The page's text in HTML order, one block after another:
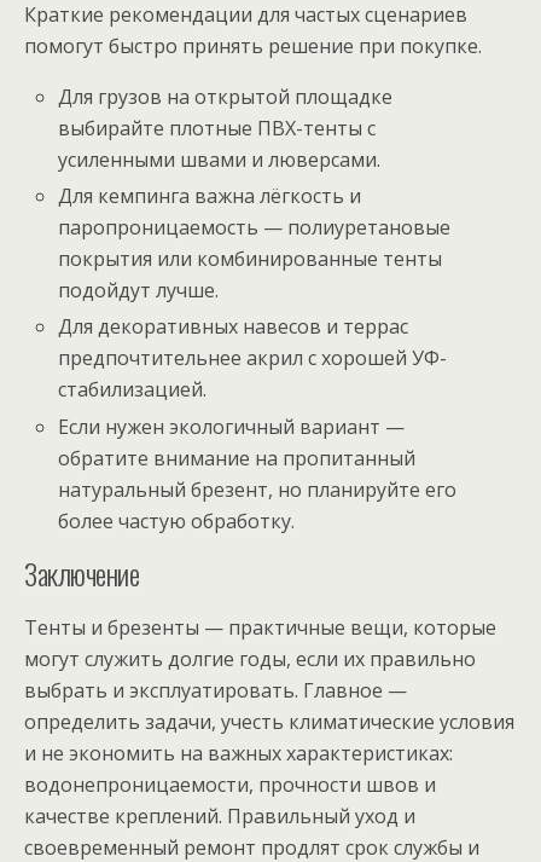
Краткие рекомендации для частых сценариев
помогут быстро принять решение при покупке.
Для грузов на открытой площадке
выбирайте плотные ПВХ-тенты с
усиленными швами и люверсами.
Для кемпинга важна лёгкость и
паропроницаемость — полиуретановые
покрытия или комбинированные тенты
подойдут лучше.
Для декоративных навесов и террас
предпочтительнее акрил с хорошей УФ-
стабилизацией.
Если нужен экологичный вариант —
обратите внимание на пропитанный
натуральный брезент, но планируйте его
более частую обработку.
Заключение
Тенты и брезенты — практичные вещи, которые
могут служить долгие годы, если их правильно
выбрать и эксплуатировать. Главное —
определить задачи, учесть климатические условия
и не экономить на важных характеристиках:
водонепроницаемости, прочности швов и
качестве креплений. Правильный уход и
своевременный ремонт продлят срок службы и